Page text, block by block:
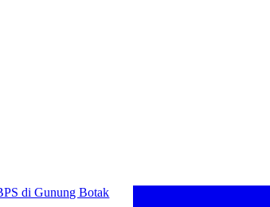
Gunung Botak